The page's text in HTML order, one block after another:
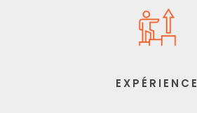
EXPÉRIENCE